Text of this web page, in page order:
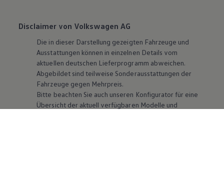
Disclaimer von Volkswagen AG
Die in dieser Darstellung gezeigten Fahrzeuge und
Ausstattungen können in einzelnen Details vom
aktuellen deutschen Lieferprogramm abweichen.
Abgebildet sind teilweise Sonderausstattungen der
Fahrzeuge gegen Mehrpreis.
Bitte beachten Sie auch unseren Konfigurator für eine
Übersicht der aktuell verfügbaren Modelle und